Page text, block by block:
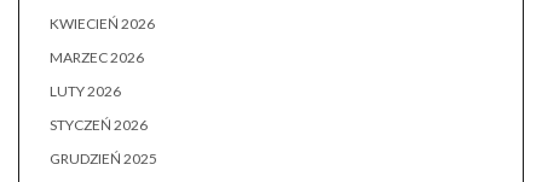
KWIECIEŃ 2026
MARZEC 2026
LUTY 2026
STYCZEŃ 2026
GRUDZIEŃ 2025